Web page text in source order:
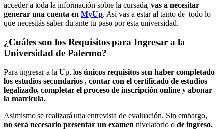
acceder a toda la información sobre la cursada, vas a necesitar
generar una cuenta en MyUp. Así vas a estar al tanto de todo lo
que necesitás saber durante tu paso por esta universidad.
¿Cuáles son los Requisitos para Ingresar a la
Universidad de Palermo?
Para ingresar a la Up, los únicos requisitos son haber completado
los estudios secundarios , contar con el certificado de estudios
legalizado, completar el proceso de inscripción online y abonar
la matrícula.
Asimismo se realizará una entrevista de evaluación. Sin embargo,
no será necesario presentar un examen nivelatorio o de ingreso.